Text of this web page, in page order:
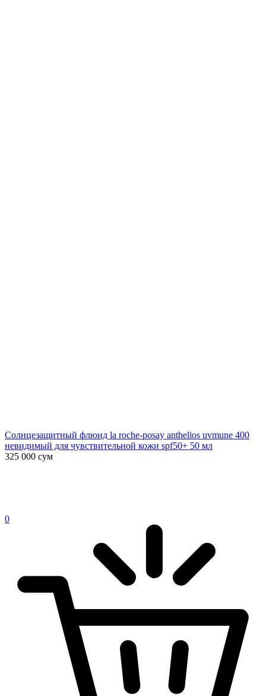
Солнцезащитный флюид la roche-posay anthelios uvmune 400
невидимый для чувствительной кожи spf50+ 50 мл
325 000 сум
0